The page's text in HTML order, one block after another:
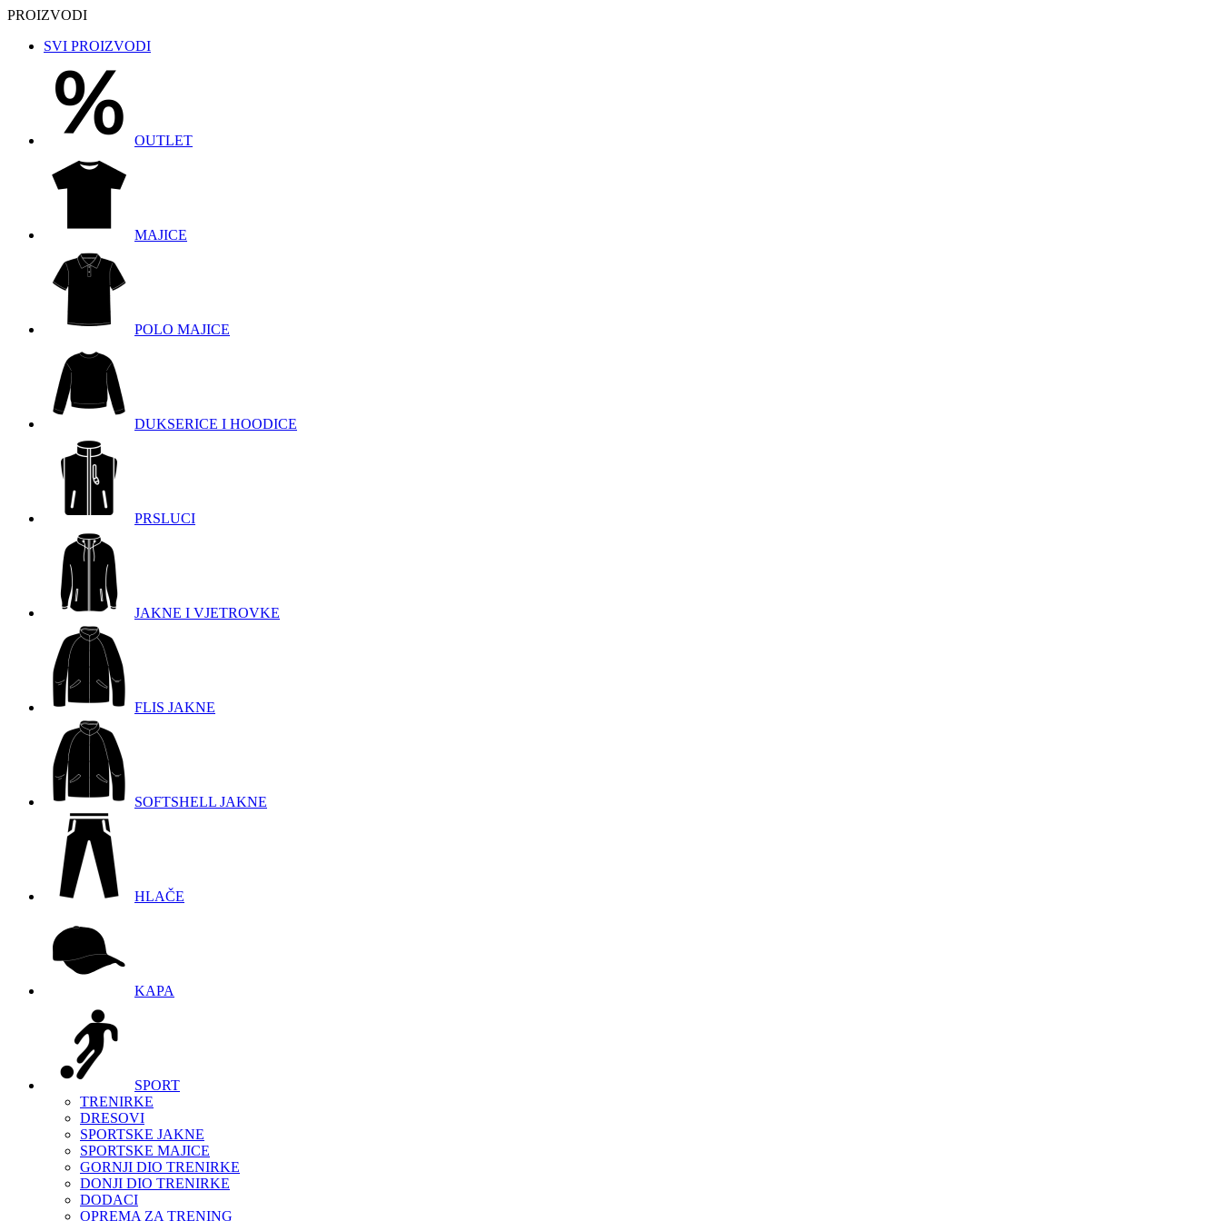
PROIZVODI
SVI PROIZVODI
OUTLET
MAJICE
POLO MAJICE
DUKSERICE I HOODICE
PRSLUCI
JAKNE I VJETROVKE
FLIS JAKNE
SOFTSHELL JAKNE
HLAČE
KAPA
SPORT
TRENIRKE
DRESOVI
SPORTSKE JAKNE
SPORTSKE MAJICE
GORNJI DIO TRENIRKE
DONJI DIO TRENIRKE
DODACI
OPREMA ZA TRENING